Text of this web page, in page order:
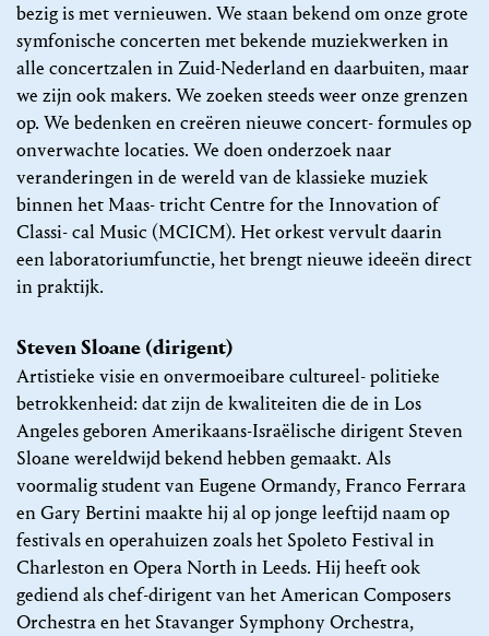
bezig is met vernieuwen. We staan bekend om onze grote
symfonische concerten met bekende muziekwerken in
alle concertzalen in Zuid-Nederland en daarbuiten, maar
we zijn ook makers. We zoeken steeds weer onze grenzen
op. We bedenken en creëren nieuwe concert- formules op
onverwachte locaties. We doen onderzoek naar
veranderingen in de wereld van de klassieke muziek
binnen het Maas- tricht Centre for the Innovation of
Classi- cal Music (MCICM). Het orkest vervult daarin
een laboratoriumfunctie, het brengt nieuwe ideeën direct
in praktijk.
Steven Sloane (dirigent)
Artistieke visie en onvermoeibare cultureel- politieke
betrokkenheid: dat zijn de kwaliteiten die de in Los
Angeles geboren Amerikaans-Israëlische dirigent Steven
Sloane wereldwijd bekend hebben gemaakt. Als
voormalig student van Eugene Ormandy, Franco Ferrara
en Gary Bertini maakte hij al op jonge leeftijd naam op
festivals en operahuizen zoals het Spoleto Festival in
Charleston en Opera North in Leeds. Hij heeft ook
gediend als chef-dirigent van het American Composers
Orchestra en het Stavanger Symphony Orchestra,